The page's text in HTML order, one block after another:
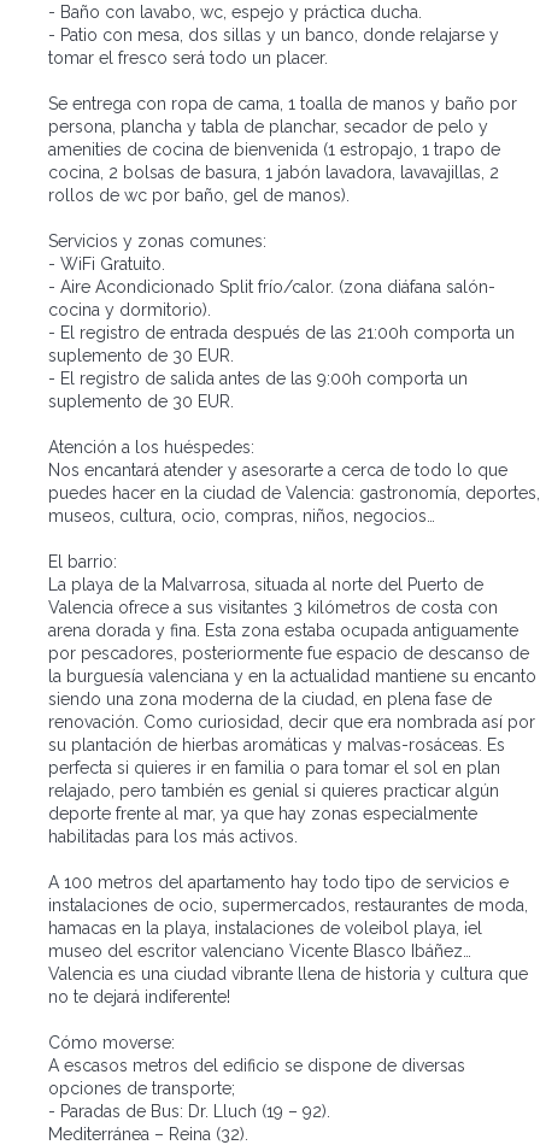
- Baño con lavabo, wc, espejo y práctica ducha.
- Patio con mesa, dos sillas y un banco, donde relajarse y
tomar el fresco será todo un placer.
Se entrega con ropa de cama, 1 toalla de manos y baño por
persona, plancha y tabla de planchar, secador de pelo y
amenities de cocina de bienvenida (1 estropajo, 1 trapo de
cocina, 2 bolsas de basura, 1 jabón lavadora, lavavajillas, 2
rollos de wc por baño, gel de manos).
Servicios y zonas comunes:
- WiFi Gratuito.
- Aire Acondicionado Split frío/calor. (zona diáfana salón-
cocina y dormitorio).
- El registro de entrada después de las 21:00h comporta un
suplemento de 30 EUR.
- El registro de salida antes de las 9:00h comporta un
suplemento de 30 EUR.
Atención a los huéspedes:
Nos encantará atender y asesorarte a cerca de todo lo que
puedes hacer en la ciudad de Valencia: gastronomía, deportes,
museos, cultura, ocio, compras, niños, negocios…
El barrio:
La playa de la Malvarrosa, situada al norte del Puerto de
Valencia ofrece a sus visitantes 3 kilómetros de costa con
arena dorada y fina. Esta zona estaba ocupada antiguamente
por pescadores, posteriormente fue espacio de descanso de
la burguesía valenciana y en la actualidad mantiene su encanto
siendo una zona moderna de la ciudad, en plena fase de
renovación. Como curiosidad, decir que era nombrada así por
su plantación de hierbas aromáticas y malvas-rosáceas. Es
perfecta si quieres ir en familia o para tomar el sol en plan
relajado, pero también es genial si quieres practicar algún
deporte frente al mar, ya que hay zonas especialmente
habilitadas para los más activos.
A 100 metros del apartamento hay todo tipo de servicios e
instalaciones de ocio, supermercados, restaurantes de moda,
hamacas en la playa, instalaciones de voleibol playa, ¡el
museo del escritor valenciano Vicente Blasco Ibáñez…
Valencia es una ciudad vibrante llena de historia y cultura que
no te dejará indiferente!
Cómo moverse:
A escasos metros del edificio se dispone de diversas
opciones de transporte;
- Paradas de Bus: Dr. Lluch (19 – 92).
Mediterránea – Reina (32).